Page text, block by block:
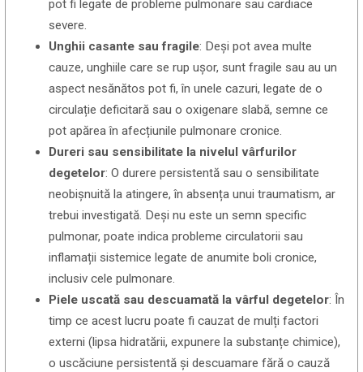
pot fi legate de probleme pulmonare sau cardiace
severe.
Unghii casante sau fragile: Deși pot avea multe
cauze, unghiile care se rup ușor, sunt fragile sau au un
aspect nesănătos pot fi, în unele cazuri, legate de o
circulație deficitară sau o oxigenare slabă, semne ce
pot apărea în afecțiunile pulmonare cronice.
Dureri sau sensibilitate la nivelul vârfurilor
degetelor: O durere persistentă sau o sensibilitate
neobișnuită la atingere, în absența unui traumatism, ar
trebui investigată. Deși nu este un semn specific
pulmonar, poate indica probleme circulatorii sau
inflamații sistemice legate de anumite boli cronice,
inclusiv cele pulmonare.
Piele uscată sau descuamată la vârful degetelor: În
timp ce acest lucru poate fi cauzat de mulți factori
externi (lipsa hidratării, expunere la substanțe chimice),
o uscăciune persistentă și descuamare fără o cauză